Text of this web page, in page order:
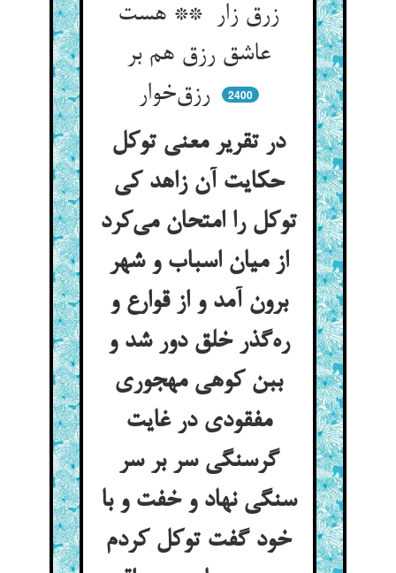
زرق زار ** هست
عاشق رزق هم بر
رزق‌خوار
2400
در تقریر معنی توکل
حکایت آن زاهد کی
توکل را امتحان می‌کرد
از میان اسباب و شهر
برون آمد و از قوارع و
ره‌گذر خلق دور شد و
ببن کوهی مهجوری
مفقودی در غایت
گرسنگی سر بر سر
سنگی نهاد و خفت و با
خود گفت توکل کردم